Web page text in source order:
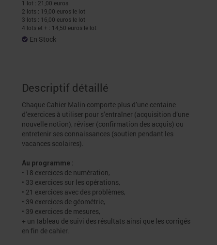
1 lot : 21,00 euros
2 lots : 19,00 euros le lot
3 lots : 16,00 euros le lot
4 lots et + : 14,50 euros le lot
En Stock
Descriptif détaillé
Chaque Cahier Malin comporte plus d’une centaine
d’exercices à utiliser pour s’entraîner (acquisition d’une
nouvelle notion), réviser (confirmation des acquis) ou
entretenir ses connaissances (soutien pendant les
vacances scolaires).
Au programme :
• 18 exercices de numération,
• 33 exercices sur les opérations,
• 21 exercices avec des problèmes,
• 39 exercices de géométrie,
• 39 exercices de mesures,
+ un tableau de suivi des résultats ainsi que les corrigés
en fin de cahier.